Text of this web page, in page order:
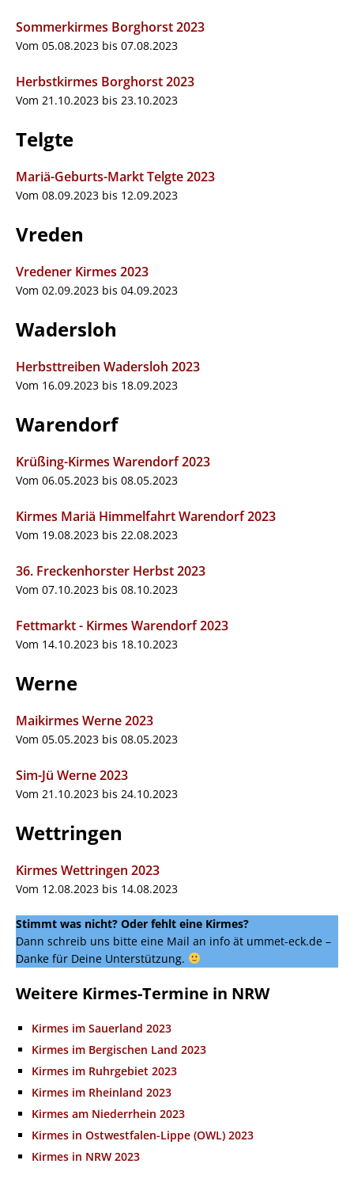
Sommerkirmes Borghorst 2023
Vom 05.08.2023 bis 07.08.2023
Herbstkirmes Borghorst 2023
Vom 21.10.2023 bis 23.10.2023
Telgte
Mariä-Geburts-Markt Telgte 2023
Vom 08.09.2023 bis 12.09.2023
Vreden
Vredener Kirmes 2023
Vom 02.09.2023 bis 04.09.2023
Wadersloh
Herbsttreiben Wadersloh 2023
Vom 16.09.2023 bis 18.09.2023
Warendorf
Krüßing-Kirmes Warendorf 2023
Vom 06.05.2023 bis 08.05.2023
Kirmes Mariä Himmelfahrt Warendorf 2023
Vom 19.08.2023 bis 22.08.2023
36. Freckenhorster Herbst 2023
Vom 07.10.2023 bis 08.10.2023
Fettmarkt - Kirmes Warendorf 2023
Vom 14.10.2023 bis 18.10.2023
Werne
Maikirmes Werne 2023
Vom 05.05.2023 bis 08.05.2023
Sim-Jü Werne 2023
Vom 21.10.2023 bis 24.10.2023
Wettringen
Kirmes Wettringen 2023
Vom 12.08.2023 bis 14.08.2023
Stimmt was nicht? Oder fehlt eine Kirmes?
Dann schreib uns bitte eine Mail an info ät ummet-eck.de –
Danke für Deine Unterstützung.
Weitere Kirmes-Termine in NRW
Kirmes im Sauerland 2023
Kirmes im Bergischen Land 2023
Kirmes im Ruhrgebiet 2023
Kirmes im Rheinland 2023
Kirmes am Niederrhein 2023
Kirmes in Ostwestfalen-Lippe (OWL) 2023
Kirmes in NRW 2023